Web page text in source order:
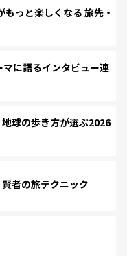
っと楽しくなる 旅先・
に語るインタビュー連
球の歩き方が選ぶ2026
者の旅テクニック